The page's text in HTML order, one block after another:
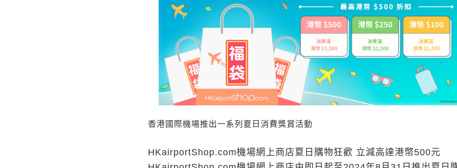
香港國際機場推出一系列夏日消費獎賞活動
HKairportShop.com機場網上商店夏日購物狂歡 立減高達港幣500元